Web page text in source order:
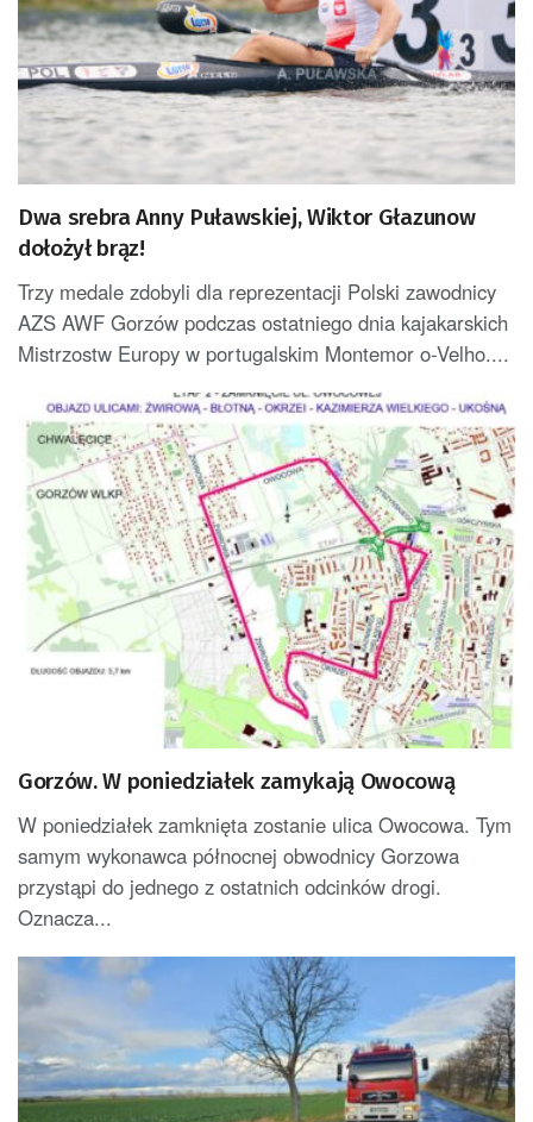
Dwa srebra Anny Puławskiej, Wiktor Głazunow
dołożył brąz!
Trzy medale zdobyli dla reprezentacji Polski zawodnicy
AZS AWF Gorzów podczas ostatniego dnia kajakarskich
Mistrzostw Europy w portugalskim Montemor o-Velho....
Gorzów. W poniedziałek zamykają Owocową
W poniedziałek zamknięta zostanie ulica Owocowa. Tym
samym wykonawca północnej obwodnicy Gorzowa
przystąpi do jednego z ostatnich odcinków drogi.
Oznacza...